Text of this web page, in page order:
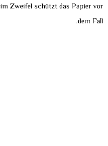
Zweifel schützt das Papier vor
dem Fall.